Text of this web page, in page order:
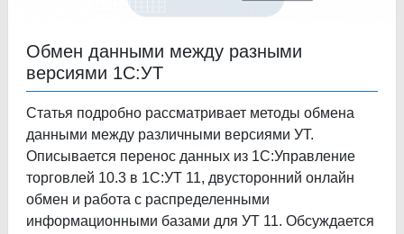
Обмен данными между разными
версиями 1С:УТ
Статья подробно рассматривает методы обмена
данными между различными версиями УТ.
Описывается перенос данных из 1С:Управление
торговлей 10.3 в 1С:УТ 11, двусторонний онлайн
обмен и работа с распределенными
информационными базами для УТ 11. Обсуждается